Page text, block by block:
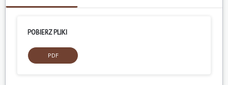
POBIERZ PLIKI
PDF